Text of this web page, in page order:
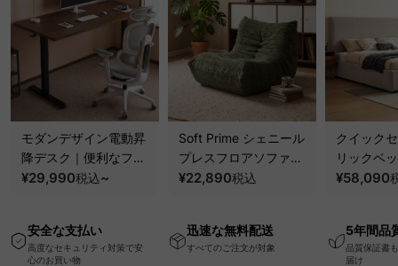
モダンデザイン電動昇
降デスク｜便利なフッ
ク・コンセント・
ー機能搭載ワークデス
ク
¥29,990税込~
Soft Prime シェニール
プレスフロアソファ｜
圧縮梱包で搬入しやす
ァ
¥22,890税込
クイック
リックベ
要で組み
¥58,090
安全な支払い
高度なセキュリティ対策で安
心のお買い物
迅速な無料配送
すべてのご注文が対象
5年間品
品質保証書
届け